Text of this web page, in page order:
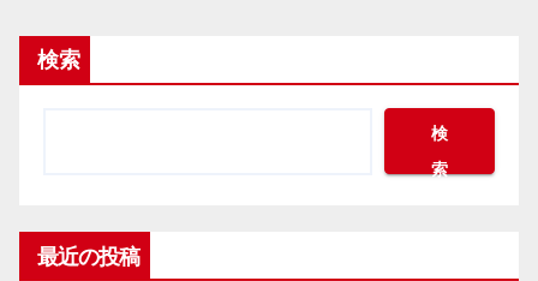
検索
検
索
最近の投稿